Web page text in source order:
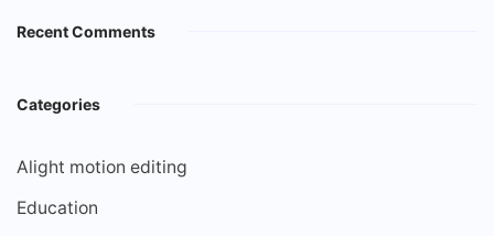
Recent Comments
Categories
Alight motion editing
Education